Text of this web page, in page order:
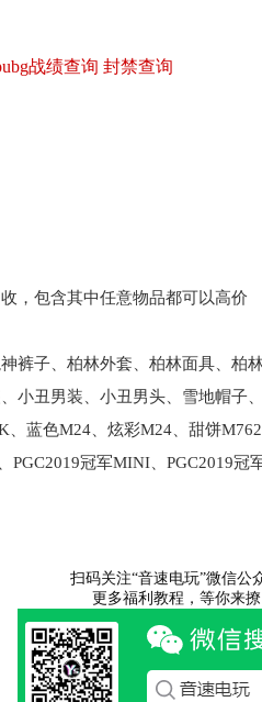
战绩查询 封禁查询
，包含其中任意物品都可以高价
裤子、柏林外套、柏林面具、柏
小丑男装、小丑男头、雪地帽子
蓝色M24、炫彩M24、甜饼
PGC2019冠军MINI、 PGC2019冠
扫码关注“音速电玩”微信公
更多福利教程，等你来撩